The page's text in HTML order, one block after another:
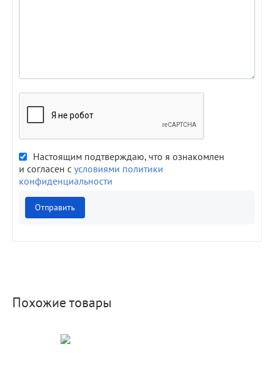
Настоящим подтверждаю, что я ознакомлен
и согласен с условиями политики
конфиденциальности
Отправить
Похожие товары